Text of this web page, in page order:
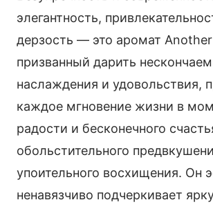
элегантность,
дерзость — это аромат Another
призванный дарить
наслаждения и удовольствия,
каждое мгновение жизни в
радости и бесконечного
обольстительного
упоительного восхищения. Он
ненавязчиво подчеркивает